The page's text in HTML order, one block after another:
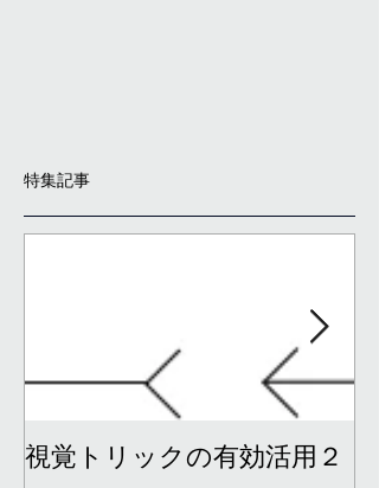
特集記事
視覚トリックの有効活用２